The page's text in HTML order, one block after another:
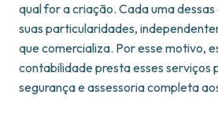
qual for a criação. Cada uma
suas particularidades,
que comercializa. Por esse motivo,
contabilidade presta esses serviços
segurança e assessoria completa